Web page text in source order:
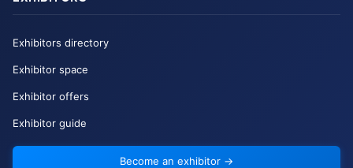
Exhibitors directory
Exhibitor space
Exhibitor offers
Exhibitor guide
Become an exhibitor →